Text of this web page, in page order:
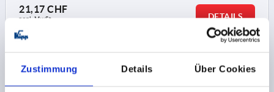
Zustimmung Details Über Cookies
21,17 CHF
zzgl. MwSt.
DETAILS
K1875 B